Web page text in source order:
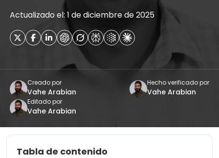
Actualizado el: 1 de diciembre de 2025
Creado por
Vahe Arabian
Hecho verificado por
Vahe Arabian
Editado por
Vahe Arabian
Tabla de contenido